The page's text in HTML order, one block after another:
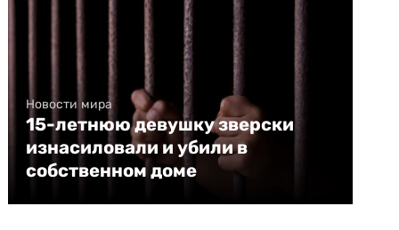
Новости мира
15-летнюю девушку зверски
изнасиловали и убили в
собственном доме